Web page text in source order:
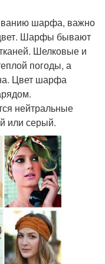
шарфа, важно
Шарфы бывают
Шелковые и
погоды, а
Цвет шарфа
нейтральные
или серый.